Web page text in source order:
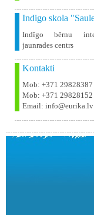
Indigo skola
Indīgo bērnu
jaunrades centrs
Kontakti
Mob: +371 29828387
Mob: +371 29828152
Email: info@eurika.lv